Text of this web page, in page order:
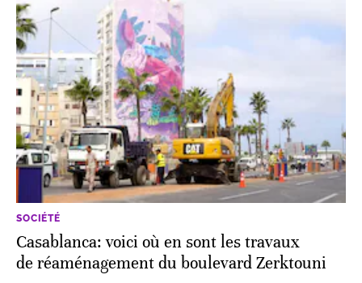
SOCIÉTÉ
Casablanca: voici où en sont les travaux
de réaménagement du boulevard Zerktouni